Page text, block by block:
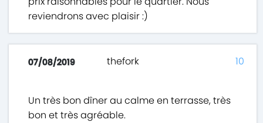
reviendrons avec plaisir :)
07/08/2019 thefork
Un très bon dîner au calme en terrasse, très
bon et très agréable.
10